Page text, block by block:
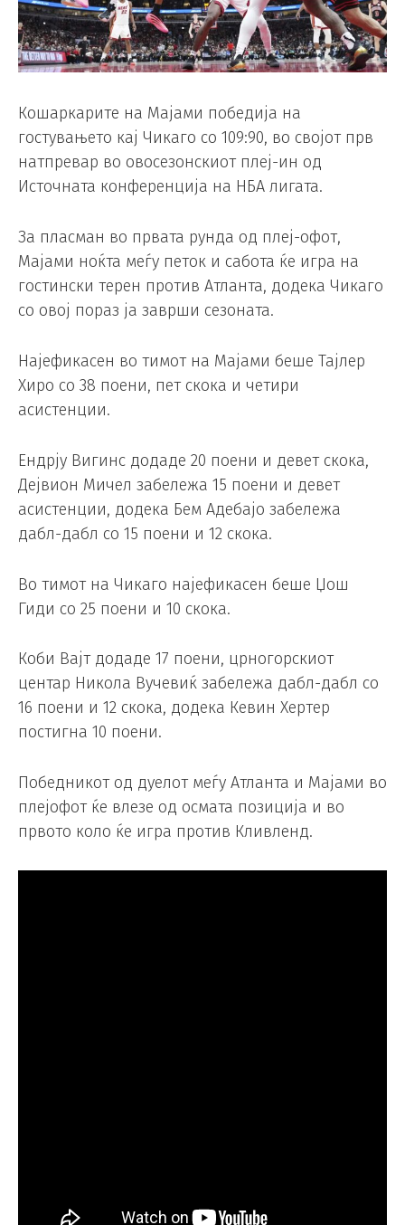
Кошаркарите на Мајами победија на
гостувањето кај Чикаго со 109:90, во својот прв
натпревар во овосезонскиот плеј-ин од
Источната конференција на НБА лигата.
За пласман во првата рунда од плеј-офот,
Мајами ноќта меѓу петок и сабота ќе игра на
гостински терен против Атланта, додека Чикаго
со овој пораз ја заврши сезоната.
Најефикасен во тимот на Мајами беше Тајлер
Хиро со 38 поени, пет скока и четири
асистенции.
Ендрју Вигинс додаде 20 поени и девет скока,
Дејвион Мичел забележа 15 поени и девет
асистенции, додека Бем Адебајо забележа
дабл-дабл со 15 поени и 12 скока.
Во тимот на Чикаго најефикасен беше Џош
Гиди со 25 поени и 10 скока.
Коби Вајт додаде 17 поени, црногорскиот
центар Никола Вучевиќ забележа дабл-дабл со
16 поени и 12 скока, додека Кевин Хертер
постигна 10 поени.
Победникот од дуелот меѓу Атланта и Мајами во
плејофот ќе влезе од осмата позиција и во
првото коло ќе игра против Кливленд.